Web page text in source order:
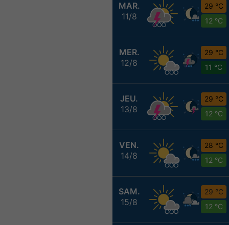
MAR.
11/8
29 °C
12 °C
MER.
12/8
29 °C
11 °C
JEU.
13/8
29 °C
12 °C
VEN.
14/8
28 °C
12 °C
SAM.
15/8
29 °C
12 °C